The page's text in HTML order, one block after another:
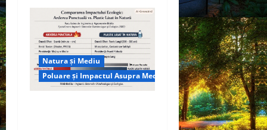
g
a
t
i
Natura și Mediu
Poluare și Impactul Asupra Mediului